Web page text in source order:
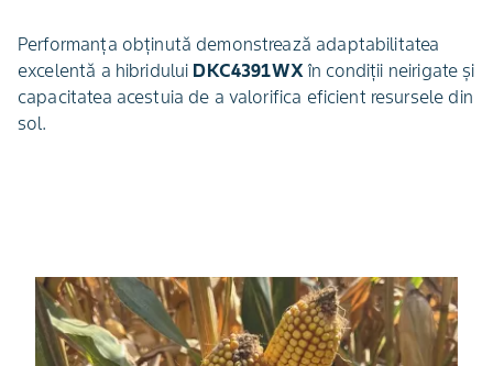
Performanța obținută demonstrează adaptabilitatea
excelentă a hibridului DKC4391WXîn condiții neirigate și
capacitatea acestuia de a valorifica eficient resursele din
sol.